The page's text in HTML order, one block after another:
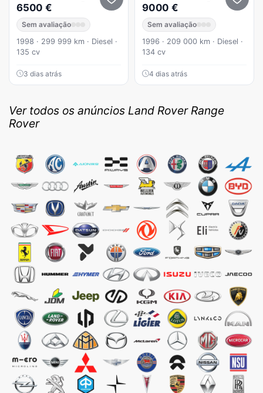
6500 €
Sem avaliação
1998 · 299 999 km · Diesel ·
135 cv
3 dias atrás
9000 €
Sem avaliação
1996 · 209 000 km · Diesel ·
134 cv
4 dias atrás
Ver todos os anúncios Land Rover Range
Rover